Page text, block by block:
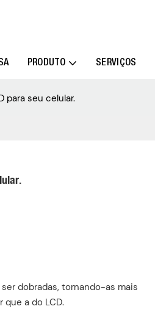
PRODUTO SERVIÇOS
para seu celular.
ser dobradas, tornando-as mais
a do LCD.